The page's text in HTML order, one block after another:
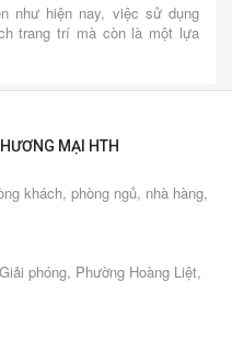
như hiện nay, việc sử dụng
trang trí mà còn là một lựa
MẠI HTH
khách, phòng ngủ, nhà hàng,
phóng, Phường Hoàng Liệt,